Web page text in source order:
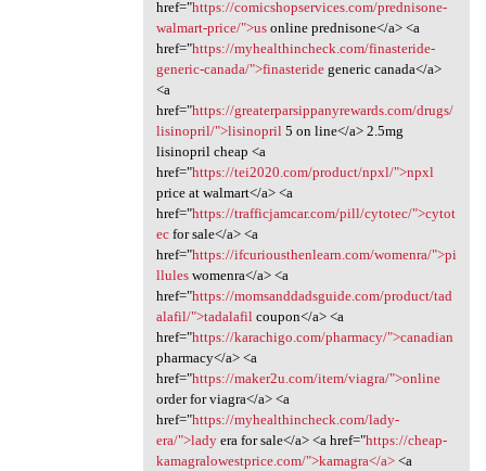
href="https://comicshopservices.com/prednisone-
walmart-price/">usonline prednisone</a> <a
href="https://myhealthincheck.com/finasteride-
generic-canada/">finasteridegeneric canada</a>
<a
href="https://greaterparsippanyrewards.com/drugs/
lisinopril/">lisinopril 5 on line</a> 2.5mg
lisinopril cheap <a
href="https://tei2020.com/product/npxl/">npxl
price at walmart</a> <a
href="https://trafficjamcar.com/pill/cytotec/">cytot
ecfor sale</a> <a
href="https://ifcuriousthenlearn.com/womenra/">pi
lluleswomenra</a> <a
href="https://momsanddadsguide.com/product/tad
alafil/">tadalafil coupon</a> <a
href="https://karachigo.com/pharmacy/">canadian
pharmacy</a> <a
href="https://maker2u.com/item/viagra/">online
order for viagra</a> <a
href="https://myhealthincheck.com/lady-
era/">ladyera for sale</a> <a href="https://cheap-
kamagralowestprice.com/">kamagra</a><a